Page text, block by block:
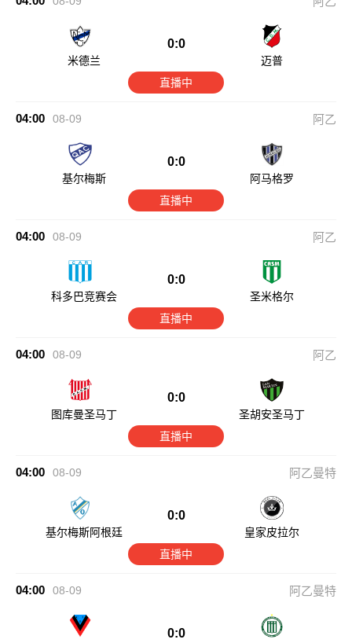
米德兰
0:0
迈普
直播中
04:00 08-09 阿乙
基尔梅斯
0:0
阿马格罗
直播中
04:00 08-09 阿乙
科多巴竞赛会
0:0
圣米格尔
直播中
04:00 08-09 阿乙
图库曼圣马丁
0:0
圣胡安圣马丁
直播中
04:00 08-09 阿乙曼特
基尔梅斯阿根廷
0:0
皇家皮拉尔
直播中
04:00 08-09 阿乙曼特
0:0